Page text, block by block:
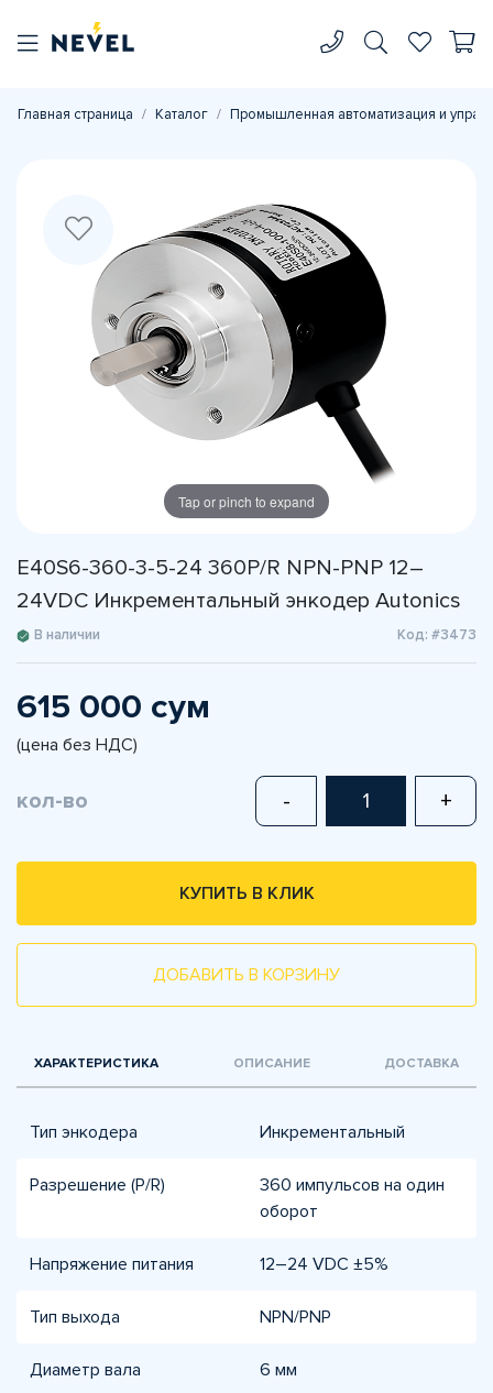
Главная страница Каталог Промышленная автоматизация и
Tap or pinch to expand
E40S6-360-3-5-24 360P/R NPN-PNP 12–
24VDC Инкрементальный энкодер Autonics
В наличии Код: #3473
615 000 сум
(цена без НДС)
кол-во - +
КУПИТЬ В КЛИК
ДОБАВИТЬ В КОРЗИНУ
ХАРАКТЕРИСТИКА ОПИСАНИЕ ДОСТАВКА
Тип энкодера Инкрементальный
Разрешение (P/R)
360 импульсов на один
оборот
Напряжение питания 12–24 VDC ±5%
Тип выхода NPN/PNP
Диаметр вала 6 мм